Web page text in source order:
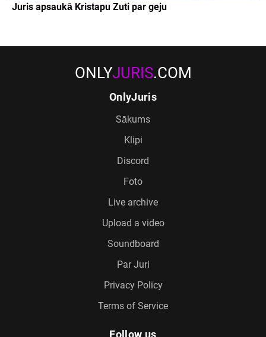
Juris apsaukā Kristapu Zuti par geju
ONLYJURIS.COM
OnlyJuris
Sākums
Klipi
Discord
Foto
Live archive
Upload a video
Soundboard
Par Juri
Privacy Policy
Terms of Service
Follow us